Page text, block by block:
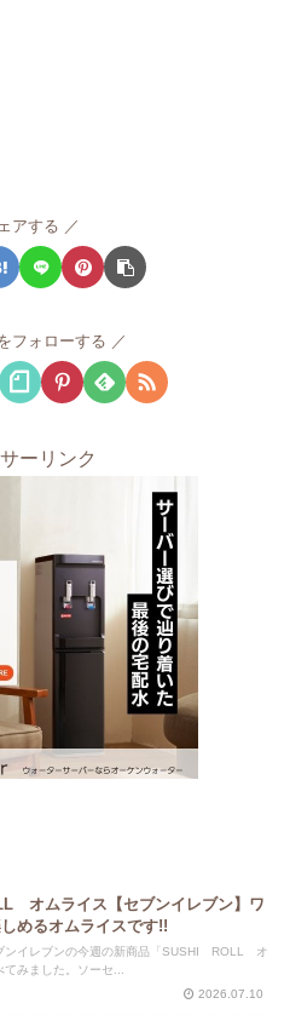
アする
フォローする
ーリンク
オムライス【セブンイレブン】ワ
めるオムライスです!!
ンイレブンの今週の新商品「SUSHI ROLL オ
てみました。ソーセ...
2026.07.10